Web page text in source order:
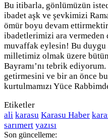
Bu itibarla, gönlümüzün
ibadet aşk ve şevkimizi
ömür boyu devam
ibadetlerimizi ara vermeden
muvaffak eylesin! Bu duygu
milletimiz olmak üzere
Bayramı’nı tebrik
getirmesini ve bir an önce
kurtulmamızı Yüce
Etiketler
ali karasu Karasu Haber
sarımert yazısı
Son güncelleme: